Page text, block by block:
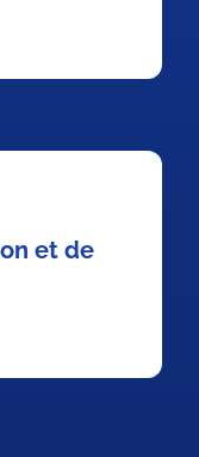
et de